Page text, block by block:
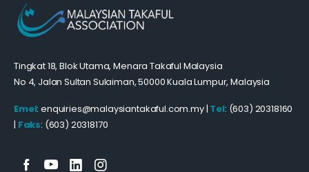
Tingkat 18, Blok Utama, Menara Takaful Malaysia
No 4, Jalan Sultan Sulaiman, 50000 Kuala Lumpur, Malaysia
Emel: enquiries@malaysiantakaful.com.my | Tel: (603) 20318160
| Faks: (603) 20318170